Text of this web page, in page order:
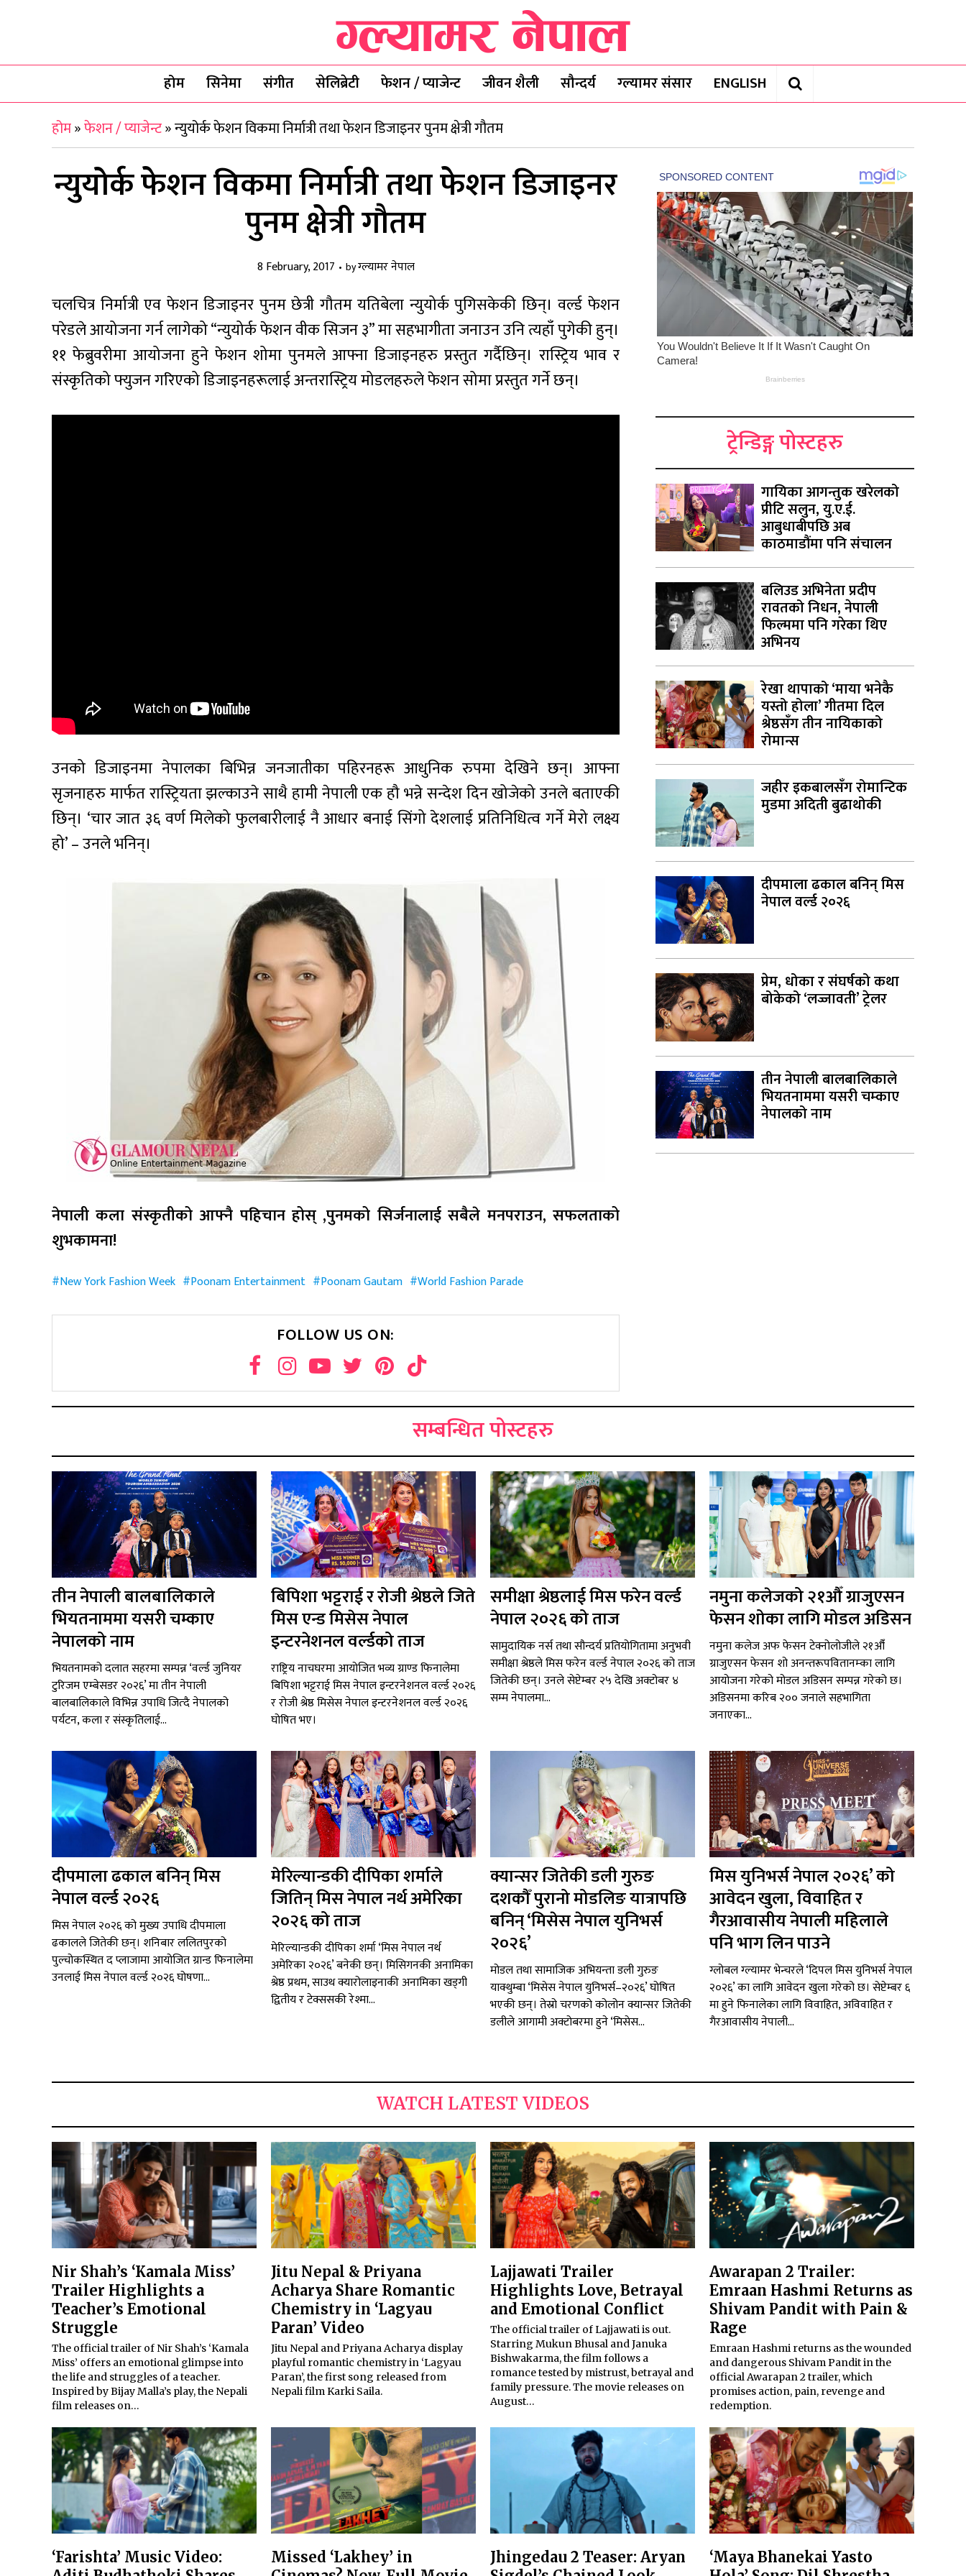
होम सिनेमा संगीत सेलिब्रेटी फेशन / प्याजेन्ट जीवन शैली सौन्दर्य ग्ल्यामर संसार
ENGLISH
होम»फेशन / प्याजेन्ट»न्युयोर्क फेशन विकमा निर्मात्री तथा फेशन डिजाइनर पुनम क्षेत्री गौतम
न्युयोर्क फेशन विकमा निर्मात्री तथा फेशन डिजाइनर
पुनम क्षेत्री गौतम
8 February, 2017 byग्ल्यामर नेपाल
चलचित्र निर्मात्री एव फेशन डिजाइनर पुनम छेत्री गौतम यतिबेला न्युयोर्क पुगिसकेकी छिन्। वर्ल्ड फेशन
परेडले आयोजना गर्न लागेको “न्युयोर्क फेशन वीक सिजन ३” मा सहभागीता जनाउन उनि त्यहाँ पुगेकी हुन्।
११ फेब्रुवरीमा आयोजना हुने फेशन शोमा पुनमले आफ्ना डिजाइनहरु प्रस्तुत गर्दैछिन्। रास्ट्रिय भाव र
संस्कृतिको फ्युजन गरिएको डिजाइनहरूलाई अन्तरास्ट्रिय मोडलहरुले फेशन सोमा प्रस्तुत गर्ने छन्।
उनको डिजाइनमा नेपालका बिभिन्न जनजातीका पहिरनहरू आधुनिक रुपमा देखिने छन्। आफ्ना
सृजनाहरु मार्फत रास्ट्रियता झल्काउने साथै हामी नेपाली एक हौ भन्ने सन्देश दिन खोजेको उनले बताएकी
छिन्। ‘चार जात ३६ वर्ण मिलेको फुलबारीलाई नै आधार बनाई सिंगो देशलाई प्रतिनिधित्व गर्ने मेरो लक्ष्य
हो’ – उनले भनिन्।
नेपाली कला संस्कृतीको आफ्नै पहिचान होस् ,पुनमको सिर्जनालाई सबैले मनपराउन, सफलताको
शुभकामना!
New York Fashion Week Poonam Entertainment Poonam Gautam World Fashion Parade
FOLLOW US ON:
ट्रेन्डिङ्ग पोस्टहरु
गायिका आगन्तुक खरेलको
प्रीटि सलुन, यु.ए.ई.
आबुधाबीपछि अब
काठमाडौंमा पनि संचालन
बलिउड अभिनेता प्रदीप
रावतको निधन, नेपाली
फिल्ममा पनि गरेका थिए
अभिनय
रेखा थापाको ‘माया भनेकै
यस्तो होला’ गीतमा दिल
श्रेष्ठसँग तीन नायिकाको
रोमान्स
जहीर इकबालसँग रोमान्टिक
मुडमा अदिती बुढाथोकी
दीपमाला ढकाल बनिन् मिस
नेपाल वर्ल्ड २०२६
प्रेम, धोका र संघर्षको कथा
बोकेको ‘लज्जावती’ ट्रेलर
तीन नेपाली बालबालिकाले
भियतनाममा यसरी चम्काए
नेपालको नाम
सम्बन्धित पोस्टहरु
तीन नेपाली बालबालिकाले
भियतनाममा यसरी चम्काए
नेपालको नाम
भियतनामको दलात सहरमा सम्पन्न ‘वर्ल्ड जुनियर
टुरिजम एम्बेसडर २०२६’ मा तीन नेपाली
बालबालिकाले विभिन्न उपाधि जित्दै नेपालको
पर्यटन, कला र संस्कृतिलाई...
बिपिशा भट्टराई र रोजी श्रेष्ठले जिते
मिस एन्ड मिसेस नेपाल
इन्टरनेशनल वर्ल्डको ताज
राष्ट्रिय नाचघरमा आयोजित भव्य ग्राण्ड फिनालेमा
बिपिशा भट्टराई मिस नेपाल इन्टरनेशनल वर्ल्ड २०२६
र रोजी श्रेष्ठ मिसेस नेपाल इन्टरनेशनल वर्ल्ड २०२६
घोषित भए।
समीक्षा श्रेष्ठलाई मिस फरेन वर्ल्ड
नेपाल २०२६ को ताज
सामुदायिक नर्स तथा सौन्दर्य प्रतियोगितामा अनुभवी
समीक्षा श्रेष्ठले मिस फरेन वर्ल्ड नेपाल २०२६ को ताज
जितेकी छन्। उनले सेप्टेम्बर २५ देखि अक्टोबर ४
सम्म नेपालमा...
नमुना कलेजको २१औँ ग्राजुएसन
फेसन शोका लागि मोडल अडिसन
नमुना कलेज अफ फेसन टेक्नोलोजीले २१औँ
ग्राजुएसन फेसन शो अनन्तरूपवितानम्का लागि
आयोजना गरेको मोडल अडिसन सम्पन्न गरेको छ।
अडिसनमा करिब २०० जनाले सहभागिता
जनाएका...
दीपमाला ढकाल बनिन् मिस
नेपाल वर्ल्ड २०२६
मिस नेपाल २०२६ को मुख्य उपाधि दीपमाला
ढकालले जितेकी छन्। शनिबार ललितपुरको
पुल्चोकस्थित द प्लाजामा आयोजित ग्रान्ड फिनालेमा
उनलाई मिस नेपाल वर्ल्ड २०२६ घोषणा...
मेरिल्यान्डकी दीपिका शर्माले
जितिन् मिस नेपाल नर्थ अमेरिका
२०२६ को ताज
मेरिल्यान्डकी दीपिका शर्मा ‘मिस नेपाल नर्थ
अमेरिका २०२६’ बनेकी छन्। मिसिगनकी अनामिका
श्रेष्ठ प्रथम, साउथ क्यारोलाइनाकी अनामिका खड्गी
द्वितीय र टेक्ससकी रेश्मा...
क्यान्सर जितेकी डली गुरुङ
दशकौँ पुरानो मोडलिङ यात्रापछि
बनिन् ‘मिसेस नेपाल युनिभर्स
२०२६’
मोडल तथा सामाजिक अभियन्ता डली गुरुङ
याक्थुम्बा ‘मिसेस नेपाल युनिभर्स–२०२६’ घोषित
भएकी छन्। तेस्रो चरणको कोलोन क्यान्सर जितेकी
डलीले आगामी अक्टोबरमा हुने ‘मिसेस...
मिस युनिभर्स नेपाल २०२६’ को
आवेदन खुला, विवाहित र
गैरआवासीय नेपाली महिलाले
पनि भाग लिन पाउने
ग्लोबल ग्ल्यामर भेन्चरले ‘दिपल मिस युनिभर्स नेपाल
२०२६’ का लागि आवेदन खुला गरेको छ। सेप्टेम्बर ६
मा हुने फिनालेका लागि विवाहित, अविवाहित र
गैरआवासीय नेपाली...
WATCH LATEST VIDEOS
Nir Shah’s ‘Kamala Miss’
Trailer Highlights a
Teacher’s Emotional
Struggle
The official trailer of Nir Shah’s ‘Kamala
Miss’ offers an emotional glimpse into
the life and struggles of a teacher.
Inspired by Bijay Malla’s play, the Nepali
film releases on…
Jitu Nepal & Priyana
Acharya Share Romantic
Chemistry in ‘Lagyau
Paran’ Video
Jitu Nepal and Priyana Acharya display
playful romantic chemistry in ‘Lagyau
Paran’, the first song released from
Nepali film Karki Saila.
Lajjawati Trailer
Highlights Love, Betrayal
and Emotional Conflict
The official trailer of Lajjawati is out.
Starring Mukun Bhusal and Januka
Bishwakarma, the film follows a
romance tested by mistrust, betrayal and
family pressure. The movie releases on
August…
Awarapan 2 Trailer:
Emraan Hashmi Returns as
Shivam Pandit with Pain &
Rage
Emraan Hashmi returns as the wounded
and dangerous Shivam Pandit in the
official Awarapan 2 trailer, which
promises action, pain, revenge and
redemption.
‘Farishta’ Music Video:
Missed ‘Lakhey’ in
Jhingedau 2 Teaser: Aryan
‘Maya Bhanekai Yasto